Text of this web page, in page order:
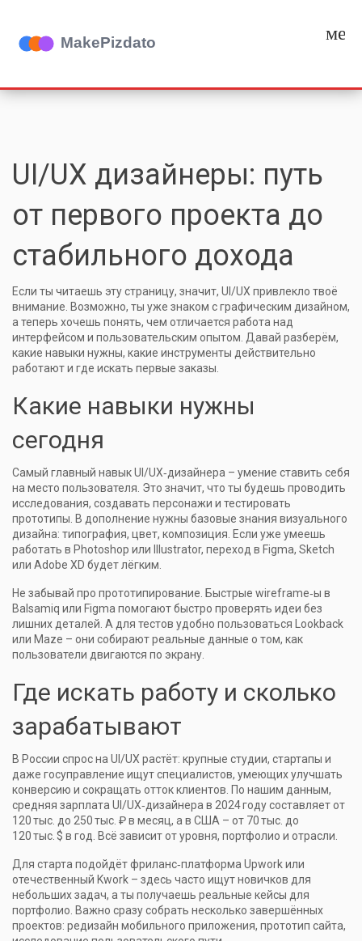
UI/UX дизайнеры: путь
от первого проекта до
стабильного дохода
Если ты читаешь эту страницу, значит, UI/UX привлекло твоё
внимание. Возможно, ты уже знаком с графическим дизайном,
а теперь хочешь понять, чем отличается работа над
интерфейсом и пользовательским опытом. Давай разберём,
какие навыки нужны, какие инструменты действительно
работают и где искать первые заказы.
Какие навыки нужны
сегодня
Самый главный навык UI/UX‑дизайнера – умение ставить себя
на место пользователя. Это значит, что ты будешь проводить
исследования, создавать персонажи и тестировать
прототипы. В дополнение нужны базовые знания визуального
дизайна: типография, цвет, композиция. Если уже умеешь
работать в Photoshop или Illustrator, переход в Figma, Sketch
или Adobe XD будет лёгким.
Не забывай про прототипирование. Быстрые wireframe‑ы в
Balsamiq или Figma помогают быстро проверять идеи без
лишних деталей. А для тестов удобно пользоваться Lookback
или Maze – они собирают реальные данные о том, как
пользователи двигаются по экрану.
Где искать работу и сколько
зарабатывают
В России спрос на UI/UX растёт: крупные студии, стартапы и
даже госуправление ищут специалистов, умеющих улучшать
конверсию и сокращать отток клиентов. По нашим данным,
средняя зарплата UI/UX‑дизайнера в 2024 году составляет от
120 тыс. до 250 тыс. ₽ в месяц, а в США – от 70 тыс. до
120 тыс. $ в год. Всё зависит от уровня, портфолио и отрасли.
Для старта подойдёт фриланс‑платформа Upwork или
отечественный Kwork – здесь часто ищут новичков для
небольших задач, а ты получаешь реальные кейсы для
портфолио. Важно сразу собрать несколько завершённых
проектов: редизайн мобильного приложения, прототип сайта,